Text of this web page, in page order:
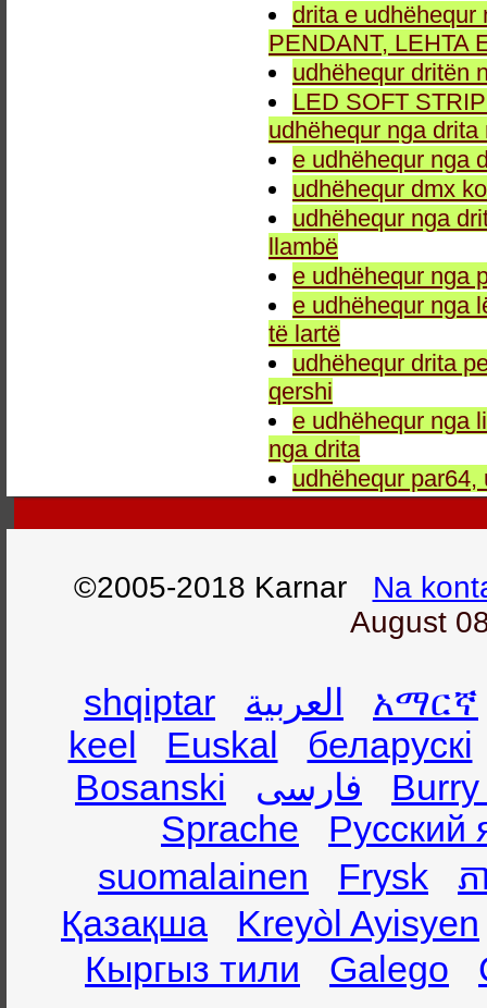
drita e udhëhequr
PENDANT, LEHTA
udhëhequr dritën
LED SOFT
udhëhequr nga
e udhëhequr nga
udhëhequr dmx
udhëhequr nga
llambë
e udhëhequr nga
e udhëhequr nga
të lartë
udhëhequr drita
qershi
e udhëhequr nga
nga drita
udhëhequr
©2005-2018 Karnar Na
August
shqiptar العربية
አማርኛ
keel
Euskal
беларускі
Bosanski
فارسی
Sprache
Русский
suomalainen
Frysk
ភ
Қазақша
Kreyòl Ayisyen
Кыргыз тили
Galego